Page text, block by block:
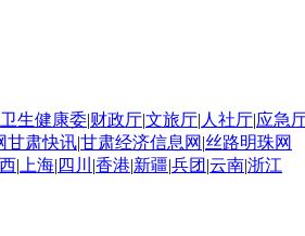
卫生健康委|财政厅|文旅厅| 人社厅|应急
甘肃快讯|甘肃经济信息网 |丝路明珠网
| 上海| 四川 |香港|新疆|兵团 |云南|浙江